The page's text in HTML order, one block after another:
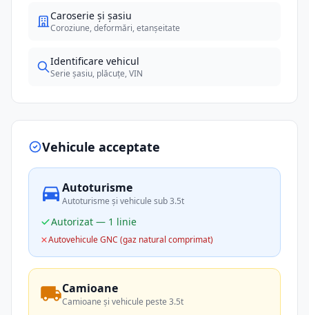
Caroserie și șasiu
Coroziune, deformări, etanșeitate
Identificare vehicul
Serie șasiu, plăcuțe, VIN
Vehicule acceptate
Autoturisme
Autoturisme și vehicule sub 3.5t
Autorizat — 1 linie
Autovehicule GNC (gaz natural comprimat)
Camioane
Camioane și vehicule peste 3.5t